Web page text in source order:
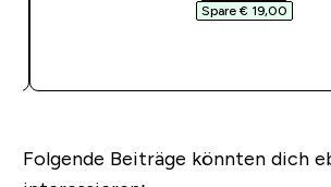
Spare € 19,00‎
Folgende Beiträge könnten dich